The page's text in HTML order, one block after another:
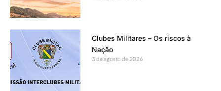
Clubes Militares – Os riscos à
Nação
3 de agosto de 2026